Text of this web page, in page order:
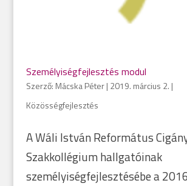
Személyiségfejlesztés modul
Szerző: Mácska Péter| 2019. március 2. |
Közösségfejlesztés
A Wáli István Református
Szakkollégium hallgatóinak
személyiségfejlesztésébe a